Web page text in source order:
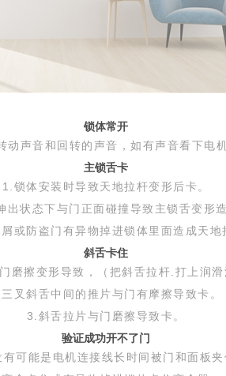
锁体常开
声音和回转的声音，如有声音看下电
主锁舌卡
1.锁体安装时导致天地拉杆变形后卡。
出状态下与门正面碰撞导致主锁舌变形造
或防盗门有异物掉进锁体里面造成天地
斜舌卡住
磨擦变形导致，（把斜舌拉杆.打上润滑
叉斜舌中间的推片与门有摩擦导致卡。
3.斜舌拉片与门磨擦导致卡。
验证成功开不了门
可能是电机连接线长时间被门和面板